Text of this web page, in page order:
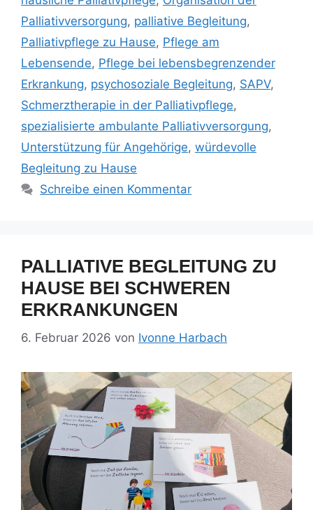
Palliativversorgung, palliative Begleitung,
Palliativpflege zu Hause, Pflege am
Lebensende, Pflege bei lebensbegrenzender
Erkrankung, psychosoziale Begleitung, SAPV,
Schmerztherapie in der Palliativpflege,
spezialisierte ambulante Palliativversorgung,
Unterstützung für Angehörige, würdevolle
Begleitung zu Hause
Schreibe einen Kommentar
PALLIATIVE BEGLEITUNG ZU
HAUSE BEI SCHWEREN
ERKRANKUNGEN
6. Februar 2026 von Ivonne Harbach